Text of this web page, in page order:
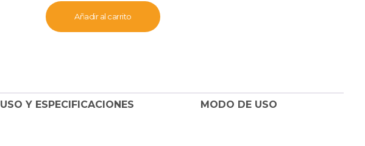
Añadir al carrito
USO Y ESPECIFICACIONES MODO DE USO